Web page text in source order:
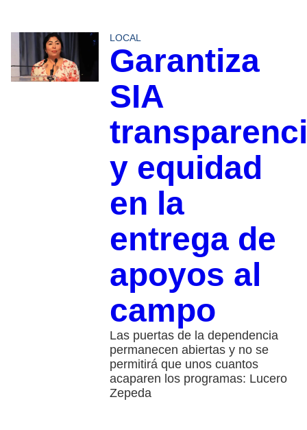
LOCAL
Garantiza
SIA
y equidad
en la
entrega de
apoyos al
campo
Las puertas de la dependencia
permanecen abiertas y no se
permitirá que unos cuantos
acaparen los programas: Lucero
Zepeda